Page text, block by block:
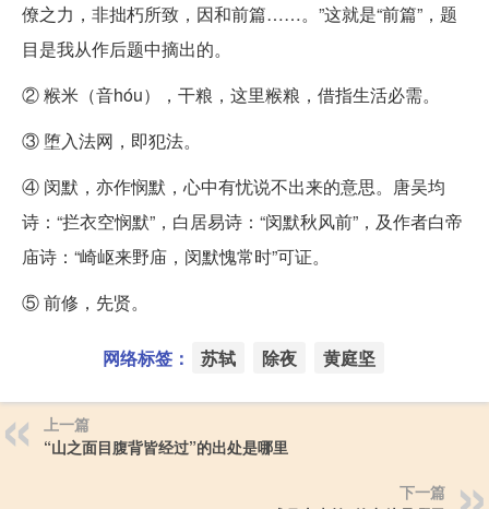
僚之力，非拙朽所致，因和前篇……。”这就是“前篇”，题
目是我从作后题中摘出的。
② 糇米（音hóu），干粮，这里糇粮，借指生活必需。
③ 堕入法网，即犯法。
④ 闵默，亦作悯默，心中有忧说不出来的意思。唐吴均
诗：“拦衣空悯默”，白居易诗：“闵默秋风前”，及作者白帝
庙诗：“崎岖来野庙，闵默愧常时”可证。
⑤ 前修，先贤。
网络标签： 苏轼 除夜 黄庭坚
上一篇
“山之面目腹背皆经过”的出处是哪里
下一篇